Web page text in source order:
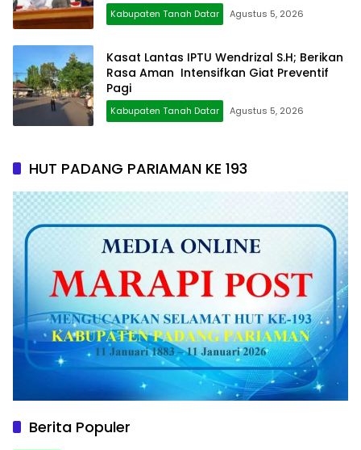
Kabupaten Tanah Datar Agustus 5, 2026
Kasat Lantas IPTU Wendrizal S.H; Berikan
Rasa Aman Intensifkan Giat Preventif
Pagi
Kabupaten Tanah Datar Agustus 5, 2026
HUT PADANG PARIAMAN KE 193
Berita Populer